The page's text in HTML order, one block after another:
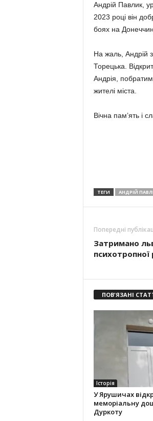
Андрій Павлик,
2023 році він
боях на
На жаль, Андрій
Торецька.
Андрія,
жителі міста.
Вічна пам’ять і
ТЕГИ АНДРІЙ
Попередні
Затримано
психотропної
ПОВ'ЯЗАНІ
Історія
У Ярушичах
меморіальну
Дуркоту